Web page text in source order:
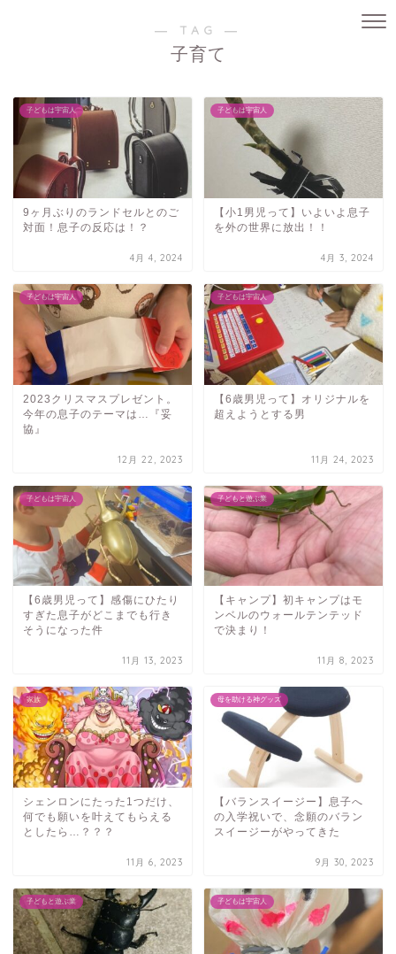
― TAG ―
子育て
子どもは宇宙人
9ヶ月ぶりのランドセルとのご
対面！息子の反応は！？
4月 4, 2024
子どもは宇宙人
【小1男児って】いよいよ息子
を外の世界に放出！！
4月 3, 2024
子どもは宇宙人
2023クリスマスプレゼント。
今年の息子のテーマは…『妥
協』
12月 22, 2023
子どもは宇宙人
【6歳男児って】オリジナルを
超えようとする男
11月 24, 2023
子どもは宇宙人
【6歳男児って】感傷にひたり
すぎた息子がどこまでも行き
そうになった件
11月 13, 2023
子どもと遊ぶ業
【キャンプ】初キャンプはモ
ンベルのウォールテンテッド
で決まり！
11月 8, 2023
家族
シェンロンにたった1つだけ、
何でも願いを叶えてもらえる
としたら…？？？
11月 6, 2023
母を助ける神グッズ
【バランスイージー】息子へ
の入学祝いで、念願のバラン
スイージーがやってきた
9月 30, 2023
子どもと遊ぶ業 子どもは宇宙人